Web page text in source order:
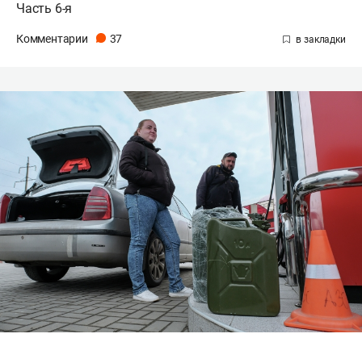
Часть 6-я
Комментарии 37